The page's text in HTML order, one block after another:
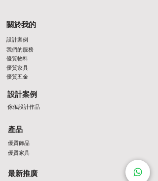
關於我的
設計案例
設計案例
我們的服務
傢俬設計作品
優質家具
優質物料
優質五金
產品
優質家具
優質飾品
最新推廣